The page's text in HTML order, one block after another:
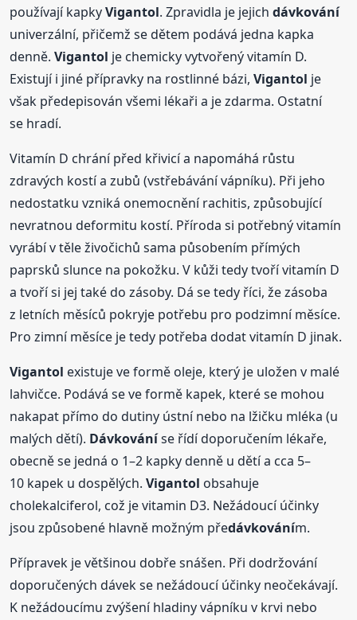
používají kapkyVigantol. Zpravidla je jejichdávkování
univerzální, přičemž se dětem podává jedna kapka
denně.Vigantol je chemicky vytvořený vitamín D.
Existují i jiné přípravky na rostlinné bázi,Vigantol je
však předepisován všemi lékaři a je zdarma. Ostatní
se hradí.
Vitamín D chrání před křivicí a napomáhá růstu
zdravých kostí a zubů (vstřebávání vápníku). Při jeho
nedostatku vzniká onemocnění rachitis, způsobující
nevratnou deformitu kostí. Příroda si potřebný vitamín
vyrábí v těle živočichů sama působením přímých
paprsků slunce na pokožku. V kůži tedy tvoří vitamín D
a tvoří si jej také do zásoby. Dá se tedy říci, že zásoba
z letních měsíců pokryje potřebu pro podzimní měsíce.
Pro zimní měsíce je tedy potřeba dodat vitamín D jinak.
Vigantol existuje ve formě oleje, který je uložen v malé
lahvičce. Podává se ve formě kapek, které se mohou
nakapat přímo do dutiny ústní nebo na lžičku mléka (u
malých dětí). Dávkováníse řídí doporučením lékaře,
obecně se jedná o 1–2 kapky denně u dětí a cca 5–
10 kapek u dospělých.Vigantol obsahuje
cholekalciferol, což je vitamin D3. Nežádoucí účinky
jsou způsobené hlavně možným předávkováním.
Přípravek je většinou dobře snášen. Při dodržování
doporučených dávek se nežádoucí účinky neočekávají.
K nežádoucímu zvýšení hladiny vápníku v krvi nebo